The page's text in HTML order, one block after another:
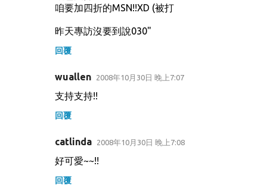
咱要加四折的MSN!!XD (被打
昨天專訪沒要到說030"
回覆
wuallen 2008年10月30日 晚上7:07
支持支持!!
回覆
catlinda 2008年10月30日 晚上7:08
好可愛~~!!
回覆